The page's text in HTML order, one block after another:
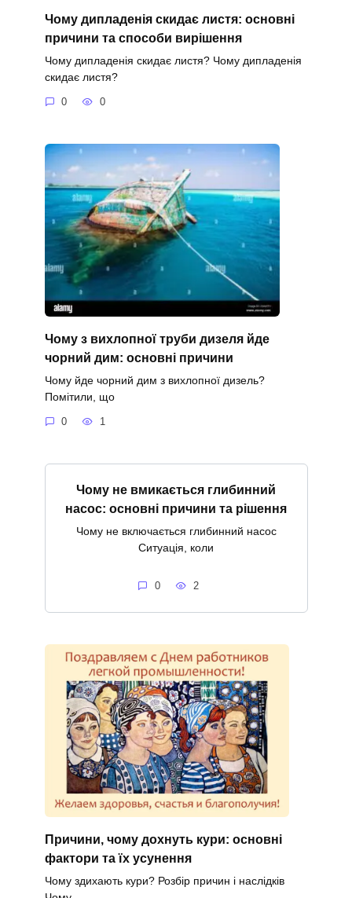
Чому дипладенія скидає листя: основні
причини та способи вирішення
Чому дипладенія скидає листя? Чому дипладенія
скидає листя?
0 0
Чому з вихлопної труби дизеля йде
чорний дим: основні причини
Чому йде чорний дим з вихлопної дизель?
Помітили, що
0 1
Чому не вмикається глибинний
насос: основні причини та рішення
Чому не включається глибинний насос
Ситуація, коли
0 2
Причини, чому дохнуть кури: основні
фактори та їх усунення
Чому здихають кури? Розбір причин і наслідків